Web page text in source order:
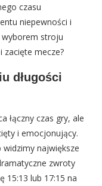
czasu
niepewności i
wyborem stroju
zacięte mecze?
długości
łączny czas gry, ale
i emocjonujący.
widzimy największe
zwroty
15:13 lub 17:15 na